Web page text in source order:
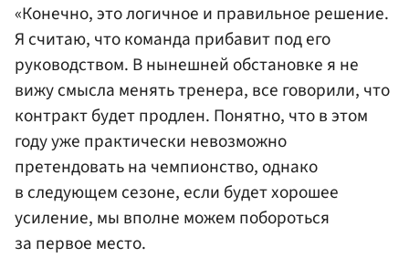
«Конечно, это логичное и правильное решение.
Я считаю, что команда прибавит под его
руководством. В нынешней обстановке я не
вижу смысла менять тренера, все говорили, что
контракт будет продлен. Понятно, что в этом
году уже практически невозможно
претендовать на чемпионство, однако
в следующем сезоне, если будет хорошее
усиление, мы вполне можем побороться
за первое место.